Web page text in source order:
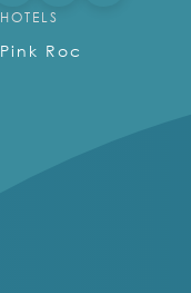
HOTELS
Pink Roc